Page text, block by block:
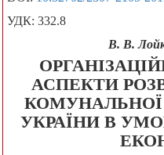
УДК: 332.8
В. В.
АСПЕКТИ
КОМУНАЛЬНОЇ
УКРАЇНИ В